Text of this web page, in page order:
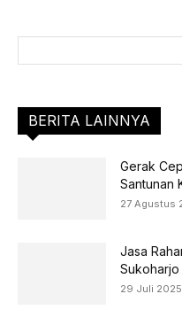
BERITA LAINNYA
Gerak
Santunan
27 Agustus
Jasa
29 Juli 2025